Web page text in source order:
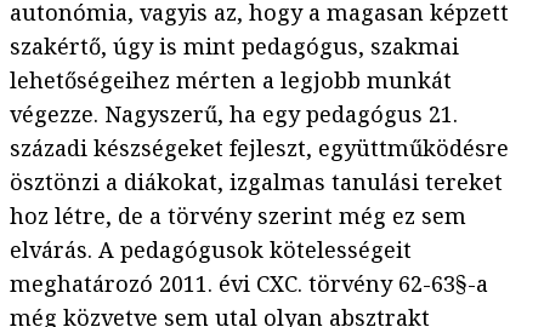
autonómia, vagyis az, hogy a magasan képzett
szakértő, úgy is mint pedagógus, szakmai
lehetőségeihez mérten a legjobb munkát
végezze. Nagyszerű, ha egy pedagógus 21.
századi készségeket fejleszt, együttműködésre
ösztönzi a diákokat, izgalmas tanulási tereket
hoz létre, de a törvény szerint még ez sem
elvárás. A pedagógusok kötelességeit
meghatározó 2011. évi CXC. törvény 62-63§-a
még közvetve sem utal olyan absztrakt